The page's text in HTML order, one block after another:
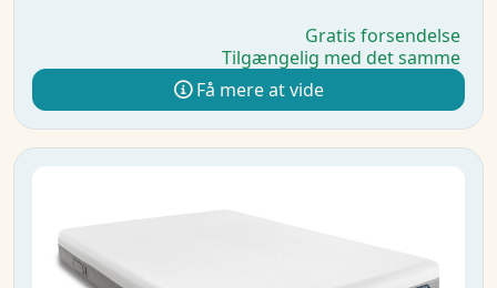
Gratis forsendelse
Tilgængelig med det samme
Få mere at vide